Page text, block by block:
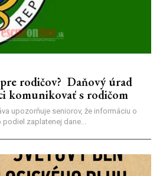
pre rodičov? Daňový úrad
komunikovať s rodičom
upozorňuje seniorov, že informáciu o
zaplatenej dane...